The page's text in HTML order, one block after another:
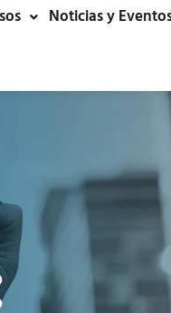
Noticias y